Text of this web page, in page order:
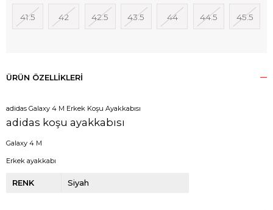
41.5 42 42.5 43.5 44 44.5 45.5
ÜRÜN ÖZELLIKLERI
adidas Galaxy 4 M Erkek Koşu Ayakkabısı
adidas koşu ayakkabısı
Galaxy 4 M
Erkek ayakkabı
RENK Siyah